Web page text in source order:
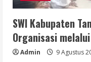
SWI Kabupaten
Organisasi
Admin 9 Agustus